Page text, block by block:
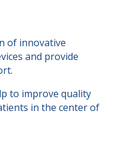
of innovative
and provide
to improve quality
in the center of